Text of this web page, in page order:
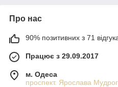
Про нас
90% позитивних з 71
Працює з 29.09.2017
м. Одеса
проспект. Ярослава